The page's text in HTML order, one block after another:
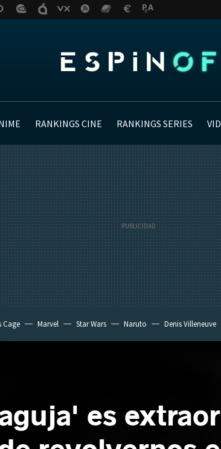
RANKINGS CINE RANKINGS SERIES
Cage Marvel Star Wars Naruto Denis Villeneuve
es